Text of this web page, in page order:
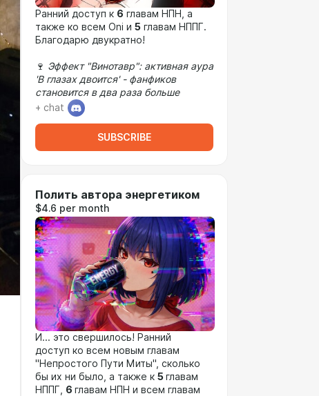
Ранний доступ к 6 главам НПН, а
также ко всем Oni и 5 главам НППГ.
Благодарю двукратно!
🍷 Эффект "Винотавр": активная аура
'В глазах двоится' - фанфиков
становится в два раза больше
+ chat
SUBSCRIBE
Полить автора энергетиком
$4.6 per month
И... это свершилось! Ранний
доступ ко всем новым главам
"Непростого Пути Миты", сколько
бы их ни было, а также к 5главам
НППГ, 6 главам НПН и всем главам